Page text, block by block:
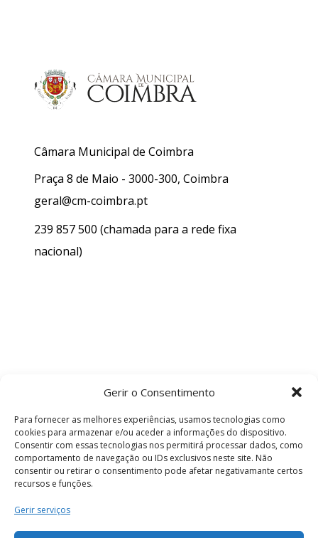
Gerir o Consentimento
Para fornecer as melhores experiências, usamos tecnologias como
cookies para armazenar e/ou aceder a informações do dispositivo.
Consentir com essas tecnologias nos permitirá processar dados, como
comportamento de navegação ou IDs exclusivos neste site. Não
consentir ou retirar o consentimento pode afetar negativamante certos
recursos e funções.
Gerir serviços
Câmara Municipal de Coimbra
Praça 8 de Maio - 3000-300, Coimbra
geral@cm-coimbra.pt
239 857 500 (chamada para a rede fixa
nacional)
Termos e Condições